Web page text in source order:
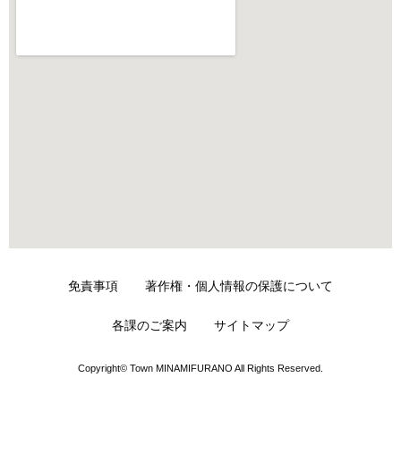
免責事項 著作権・個人情報の保護について
各課のご案内 サイトマップ
Copyright© Town MINAMIFURANO All Rights Reserved.